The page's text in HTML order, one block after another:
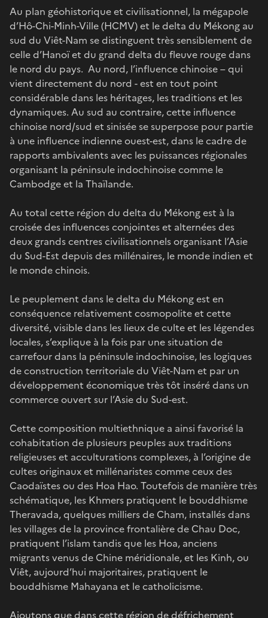
Au plan géohistorique et civilisationnel, la mégapole
d’Hô-Chi-Minh-Ville (HCMV) et le delta du Mékong au
sud du Viêt-Nam se distinguent très sensiblement de
celle d’Hanoï et du grand delta du fleuve rouge dans
le nord du pays. Au nord, l’influence chinoise – qui
vient directement du nord - est en tout point
considérable dans les héritages, les traditions et les
dynamiques. Au sud au contraire, cette influence
chinoise nord/sud et sinisée se superpose pour partie
à une influence indienne ouest-est, dans le cadre de
rapports ambivalents avec les puissances régionales
organisant la péninsule indochinoise comme le
Cambodge et la Thaïlande.
Au total cette région du delta du Mékong est à la
croisée des influences conjointes et alternées des
deux grands centres civilisationnels organisant l’Asie
du Sud-Est depuis des millénaires, le monde indien et
le monde chinois.
Le peuplement dans le delta du Mékong est en
conséquence relativement cosmopolite et cette
diversité, visible dans les lieux de culte et les légendes
locales, s’explique à la fois par une situation de
carrefour dans la péninsule indochinoise, les logiques
de construction territoriale du Viêt-Nam et par un
développement économique très tôt inséré dans un
commerce ouvert sur l’Asie du Sud-est.
Cette composition multiethnique a ainsi favorisé la
cohabitation de plusieurs peuples aux traditions
religieuses et acculturations complexes, à l’origine de
cultes originaux et millénaristes comme ceux des
Caodaïstes ou des Hoa Hao. Toutefois de manière très
schématique, les Khmers pratiquent le bouddhisme
Theravada, quelques milliers de Cham, installés dans
les villages de la province frontalière de Chau Doc,
pratiquent l’islam tandis que les Hoa, anciens
migrants venus de Chine méridionale, et les Kinh, ou
Viêt, aujourd’hui majoritaires, pratiquent le
bouddhisme Mahayana et le catholicisme.
Ajoutons que dans cette région de défrichement